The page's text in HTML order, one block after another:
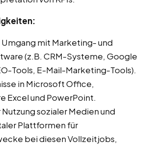
Umgang mit Marketing- und
(z.B. CRM-Systeme, Google
Tools, E-Mail-Marketing-Tools).
in Microsoft Office,
Excel und PowerPoint.
sozialer Medien und
Plattformen für
bei diesen Vollzeitjobs,